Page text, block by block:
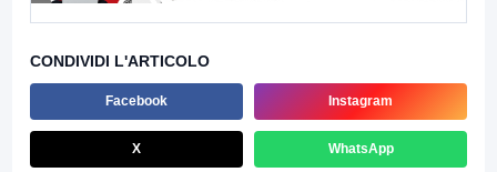
CONDIVIDI L'ARTICOLO
Facebook Instagram
X WhatsApp